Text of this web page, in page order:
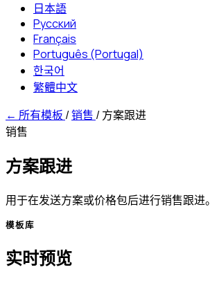
日本語
Русский
Français
Português (Portugal)
한국어
繁體中文
← 所有模板 /销售 /方案跟进
销售
方案跟进
用于在发送方案或价格包后进行销售跟进。
模板库
实时预览